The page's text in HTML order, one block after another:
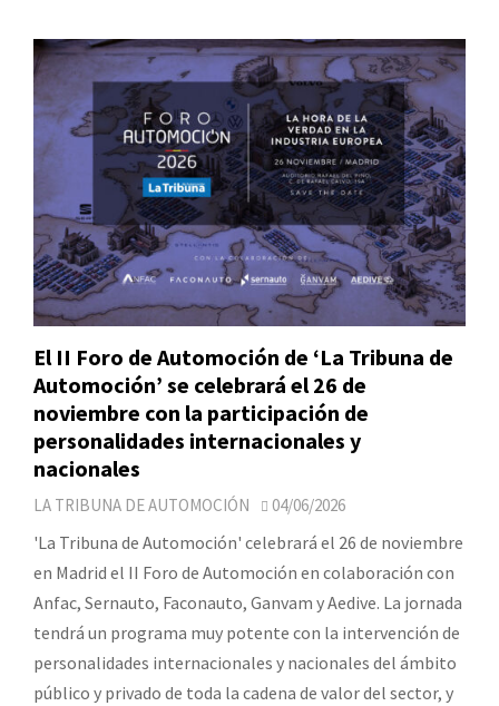
El II Foro de Automoción de ‘La Tribuna de
Automoción’ se celebrará el 26 de
noviembre con la participación de
personalidades internacionales y
nacionales
LA TRIBUNA DE AUTOMOCIÓN 04/06/2026
'La Tribuna de Automoción' celebrará el 26 de noviembre
en Madrid el II Foro de Automoción en colaboración con
Anfac, Sernauto, Faconauto, Ganvam y Aedive. La jornada
tendrá un programa muy potente con la intervención de
personalidades internacionales y nacionales del ámbito
público y privado de toda la cadena de valor del sector, y